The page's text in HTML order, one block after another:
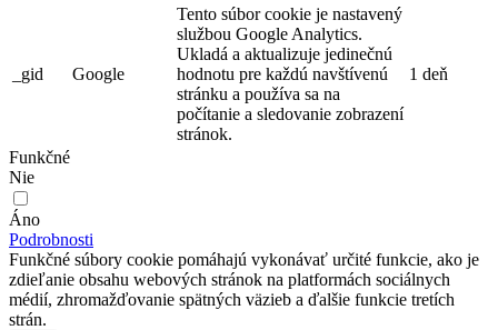
_gid Google
Tento súbor cookie je nastavený
službou Google Analytics.
Ukladá a aktualizuje jedinečnú
hodnotu pre každú navštívenú
stránku a používa sa na
počítanie a sledovanie zobrazení
stránok.
1 deň
Funkčné
Nie
Áno
Podrobnosti
Funkčné súbory cookie pomáhajú vykonávať určité funkcie, ako je
zdieľanie obsahu webových stránok na platformách sociálnych
médií, zhromažďovanie spätných väzieb a ďalšie funkcie tretích
strán.